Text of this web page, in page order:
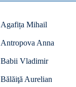
Agafița Mihail
Antropova Anna
Babii Vladimir
Bălăiţă Aurelian